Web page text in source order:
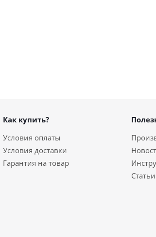
Как купить?
Условия оплаты
Условия доставки
Гарантия на товар